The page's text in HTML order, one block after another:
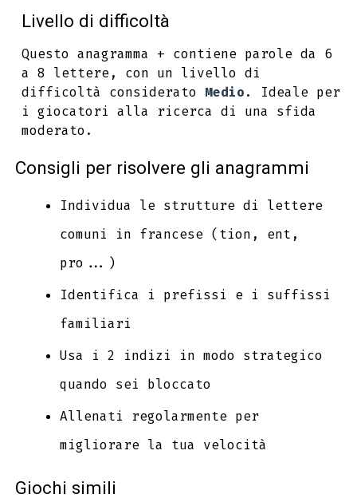
Livello di difficoltà
Questo anagramma + contiene parole da 6
a 8 lettere, con un livello di
difficoltà considerato Medio. Ideale per
i giocatori alla ricerca di una sfida
moderato.
Consigli per risolvere gli anagrammi
Individua le strutture di lettere
comuni in francese (tion, ent,
pro...)
Identifica i prefissi e i suffissi
familiari
Usa i 2 indizi in modo strategico
quando sei bloccato
Allenati regolarmente per
migliorare la tua velocità
Giochi simili